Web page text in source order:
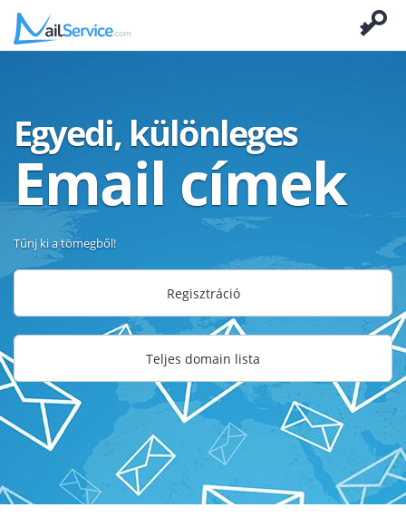
Egyedi, különleges
Email címek
Tűnj ki a tömegből!
Regisztráció
Teljes domain lista